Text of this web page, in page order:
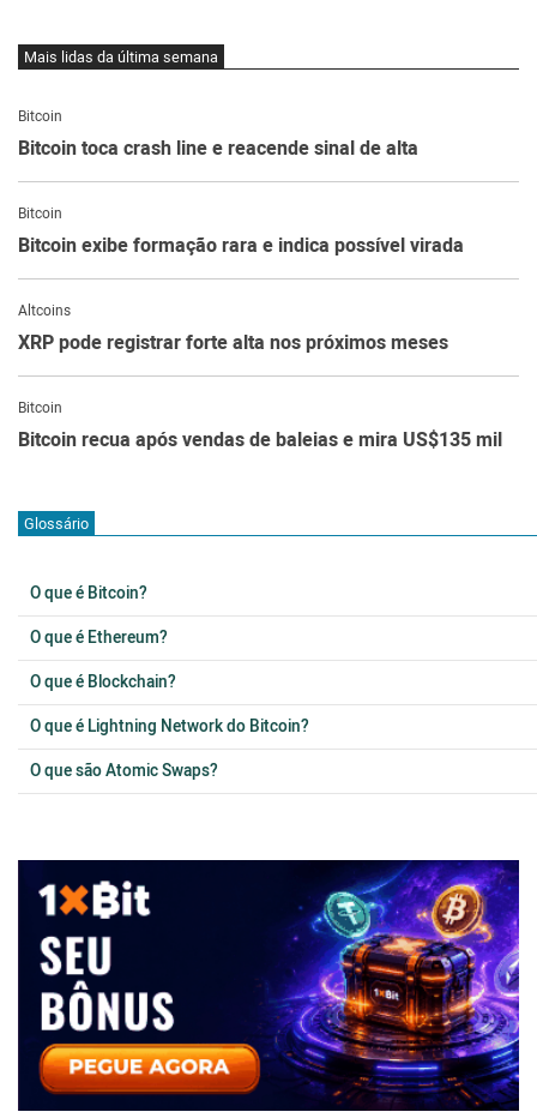
Mais lidas da última semana
Bitcoin
Bitcoin toca crash line e reacende sinal de alta
Bitcoin
Bitcoin exibe formação rara e indica possível virada
Altcoins
XRP pode registrar forte alta nos próximos meses
Bitcoin
Bitcoin recua após vendas de baleias e mira US$135 mil
Glossário
O que é Bitcoin?
O que é Ethereum?
O que é Blockchain?
O que é Lightning Network do Bitcoin?
O que são Atomic Swaps?